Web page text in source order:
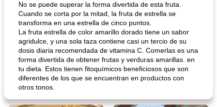
No se puede superar la forma divertida de esta fruta.
Cuando se corta por la mitad, la fruta de estrella se
transforma en una estrella de cinco puntos.
La fruta estrella de color amarillo dorado tiene un sabor
agridulce, y una sola taza contiene casi un tercio de su
dosis diaria recomendada de vitamina C. Comerlas es una
forma divertida de obtener frutas y verduras amarillas. en
tu dieta. Estos tienen fitoquímicos beneficiosos que son
diferentes de los que se encuentran en productos con
otros tonos.